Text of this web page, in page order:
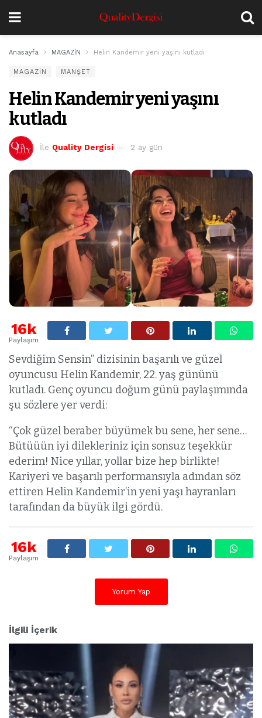
Anasayfa MAGAZİN Helin Kandemir yeni yaşını kutladı
MAGAZİN MANŞET
Helin Kandemir yeni yaşını
kutladı
İle Quality Dergisi 2 ay gün
16k
Paylaşım
Sevdiğim Sensin” dizisinin başarılı ve güzel
oyuncusu Helin Kandemir, 22. yaş gününü
kutladı. Genç oyuncu doğum günü paylaşımında
şu sözlere yer verdi:
“Çok güzel beraber büyümek bu sene, her sene…
Bütüüün iyi dilekleriniz için sonsuz teşekkür
ederim! Nice yıllar, yollar bize hep birlikte!
Kariyeri ve başarılı performansıyla adından söz
ettiren Helin Kandemir’in yeni yaşı hayranları
tarafından da büyük ilgi gördü.
16k
Paylaşım
Yorum Yap
İlgili İçerik